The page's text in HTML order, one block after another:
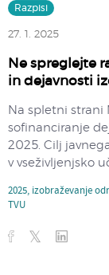
Razpisi
27. 1. 2025
Ne spreglejte
in dejavnosti
Na spletni strani
sofinanciranje
2025. Cilj
v vseživljenjsko
2025, izobraževanje
TVU